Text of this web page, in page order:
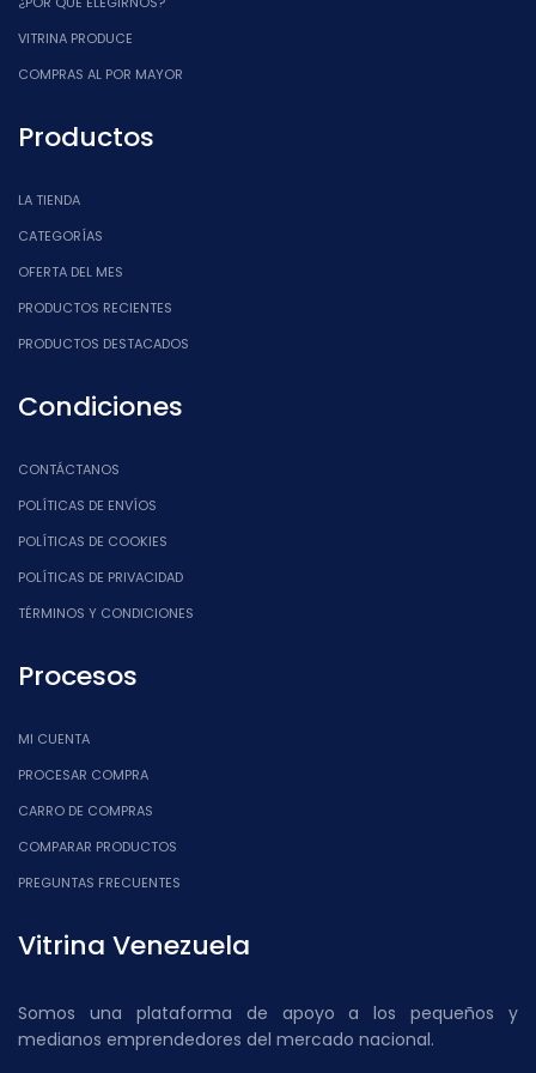
VITRINA PRODUCE
COMPRAS AL POR MAYOR
Productos
LA TIENDA
CATEGORÍAS
OFERTA DEL MES
PRODUCTOS RECIENTES
PRODUCTOS DESTACADOS
Condiciones
CONTÁCTANOS
POLÍTICAS DE ENVÍOS
POLÍTICAS DE COOKIES
POLÍTICAS DE PRIVACIDAD
TÉRMINOS Y CONDICIONES
Procesos
MI CUENTA
PROCESAR COMPRA
CARRO DE COMPRAS
COMPARAR PRODUCTOS
PREGUNTAS FRECUENTES
Vitrina Venezuela
Somos una plataforma de apoyo a los pequeños y
medianos emprendedores del mercado nacional.